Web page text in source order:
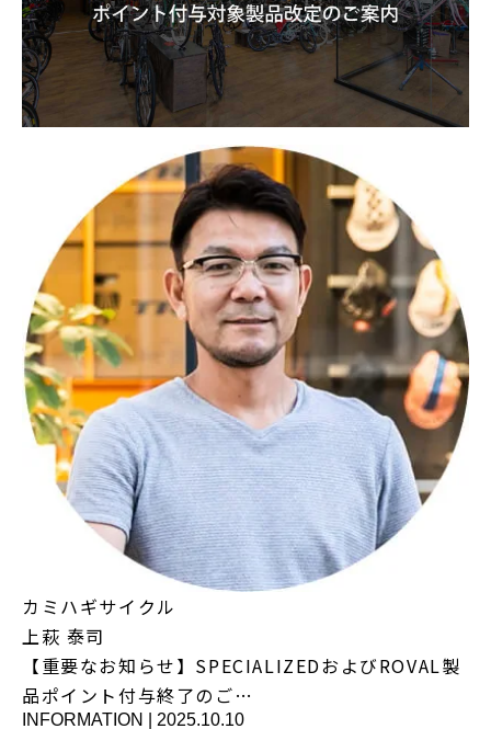
カミハギサイクル
上萩 泰司
【重要なお知らせ】SPECIALIZEDおよびROVAL製
品ポイント付与終了のご…
INFORMATION 2025.10.10